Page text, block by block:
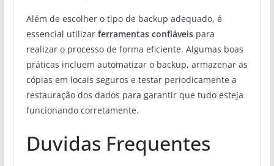
Além de escolher o tipo de backup adequado, é
essencial utilizar ferramentas confiáveispara
realizar o processo de forma eficiente. Algumas boas
práticas incluem automatizar o backup, armazenar as
cópias em locais seguros e testar periodicamente a
restauração dos dados para garantir que tudo esteja
funcionando corretamente.
Duvidas Frequentes